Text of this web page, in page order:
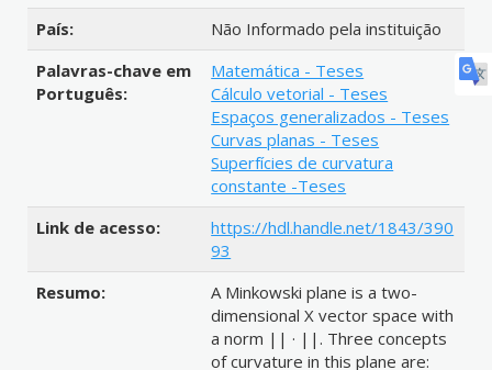
País:
Não Informado pela instituição
Palavras-chave em
Português:
Matemática - Teses
Cálculo vetorial - Teses
Espaços generalizados - Teses
Curvas planas - Teses
Superfícies de curvatura
constante -Teses
Link de acesso:
https://hdl.handle.net/1843/390
93
Resumo:
A Minkowski plane is a two-
dimensional X vector space with
a norm || · ||. Three concepts
of curvature in this plane are: